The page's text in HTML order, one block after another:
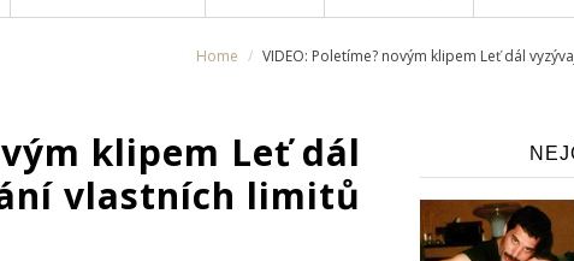
Home VIDEO: Poletíme? novým klipem Leť dál
klipem Leť dál
vlastních limitů